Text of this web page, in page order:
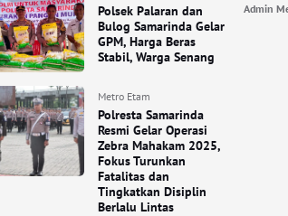
Polsek Palaran dan
Bulog Samarinda Gelar
GPM, Harga Beras
Stabil, Warga Senang
Metro Etam
Polresta Samarinda
Resmi Gelar Operasi
Zebra Mahakam 2025,
Fokus Turunkan
Fatalitas dan
Tingkatkan Disiplin
Berlalu Lintas
Admin